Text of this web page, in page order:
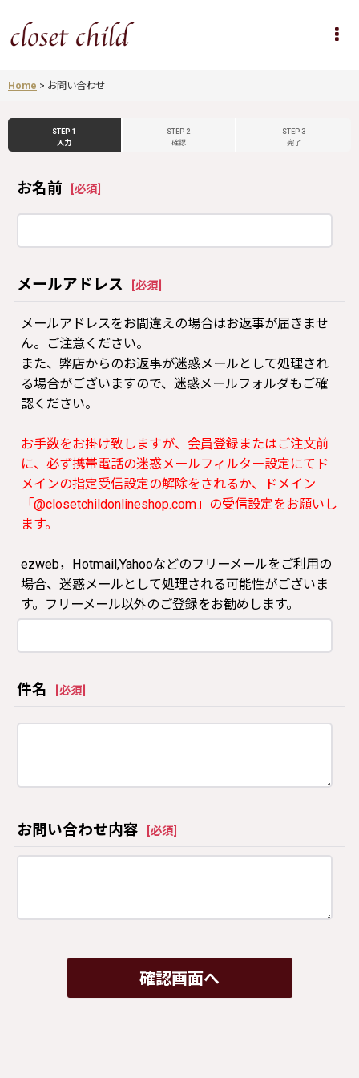
Home > お問い合わせ
STEP 1
入力
STEP 2
確認
STEP 3
完了
お名前 必須
メールアドレス 必須
メールアドレスをお間違えの場合はお返事が届きませ
ん。ご注意ください。
また、弊店からのお返事が迷惑メールとして処理され
る場合がございますので、迷惑メールフォルダもご確
認ください。
お手数をお掛け致しますが、会員登録またはご注文前
に、必ず携帯電話の迷惑メールフィルター設定にてド
メインの指定受信設定の解除をされるか、ドメイン
「@closetchildonlineshop.com」の受信設定をお願いし
ます。
ezweb，Hotmail,Yahooなどのフリーメールをご利用の
場合、迷惑メールとして処理される可能性がございま
す。フリーメール以外のご登録をお勧めします。
件名 必須
お問い合わせ内容 必須
確認画面へ